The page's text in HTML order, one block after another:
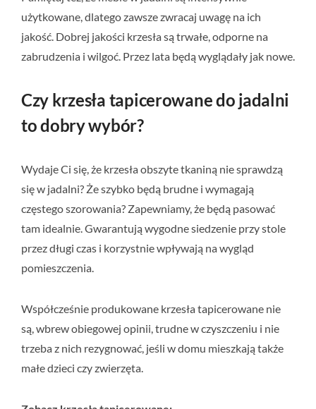
użytkowane, dlatego zawsze zwracaj uwagę na ich
jakość. Dobrej jakości krzesła są trwałe, odporne na
zabrudzenia i wilgoć. Przez lata będą wyglądały jak nowe.
Czy krzesła tapicerowane do jadalni
to dobry wybór?
Wydaje Ci się, że krzesła obszyte tkaniną nie sprawdzą
się w jadalni? Że szybko będą brudne i wymagają
częstego szorowania? Zapewniamy, że będą pasować
tam idealnie. Gwarantują wygodne siedzenie przy stole
przez długi czas i korzystnie wpływają na wygląd
pomieszczenia.
Współcześnie produkowane krzesła tapicerowane nie
są, wbrew obiegowej opinii, trudne w czyszczeniu i nie
trzeba z nich rezygnować, jeśli w domu mieszkają także
małe dzieci czy zwierzęta.